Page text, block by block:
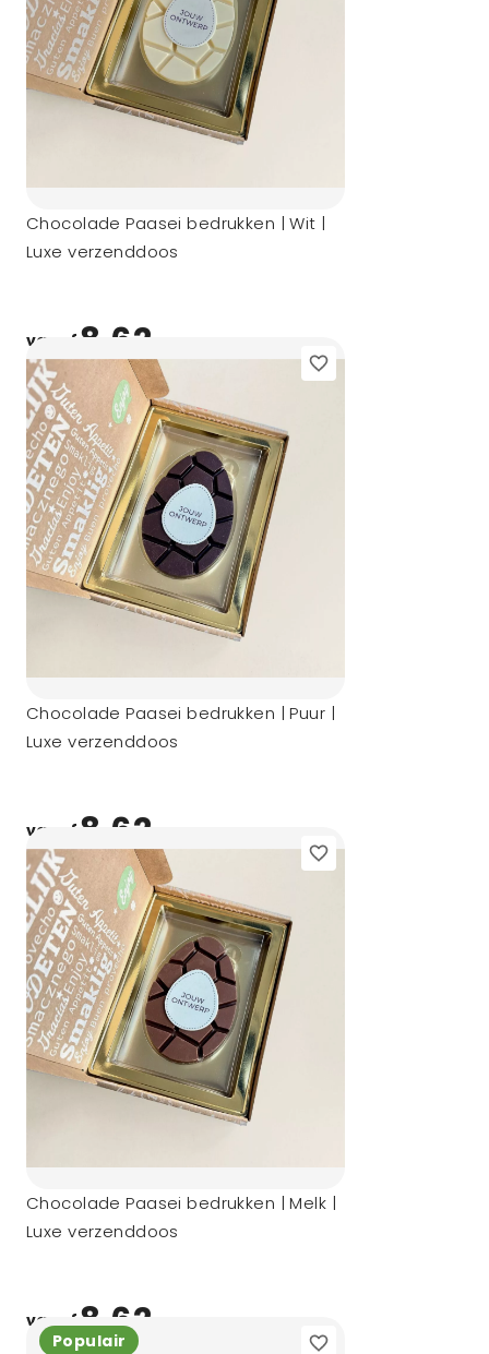
Chocolade Paasei bedrukken | Wit |
Luxe verzenddoos
vanaf 8,62
Chocolade Paasei bedrukken | Puur |
Luxe verzenddoos
vanaf 8,62
Chocolade Paasei bedrukken | Melk |
Luxe verzenddoos
vanaf8,62
Populair